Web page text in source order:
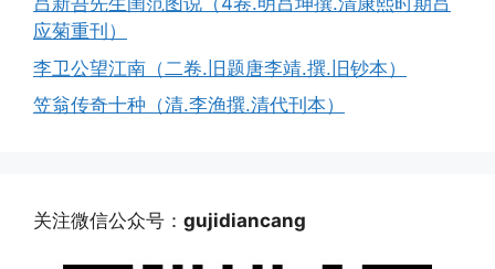
应菊重刊）
李卫公望江南（二卷.旧题唐李靖.撰.旧钞本）
笠翁传奇十种（清.李渔撰.清代刊本）
关注微信公众号： gujidiancang